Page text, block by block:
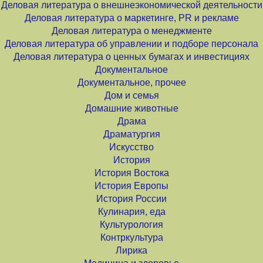
Деловая литература о внешнеэкономической деятельности
Деловая литература о маркетинге, PR и рекламе
Деловая литература о менеджменте
Деловая литература об управлении и подборе персонала
Деловая литература о ценных бумагах и инвестициях
Документальное
Документальное, прочее
Дом и семья
Домашние животные
Драма
Драматургия
Искусство
История
История Востока
История Европы
История России
Кулинария, еда
Культурология
Контркультура
Лирика